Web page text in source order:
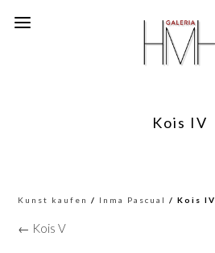
Kois IV
Kunst kaufen / Inma Pascual / Kois IV
← Kois V